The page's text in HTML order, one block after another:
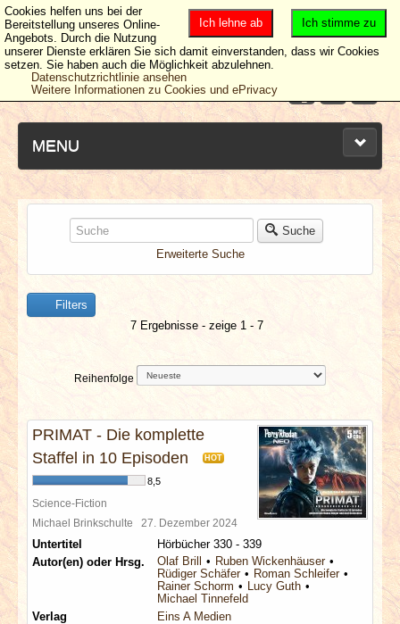
MENU
NEUESTE ARTIKEL
NEWS & DATES
BERICHTE
VERLOSUNGEN
SPECIALS
REDAKTION
LINKS
Suche
Erweiterte Suche
Filters
7 Ergebnisse - zeige 1 - 7
Reihenfolge
PRIMAT - Die komplette
Staffel in 10 Episoden
HOT
8,5
Science-Fiction
Michael Brinkschulte 27. Dezember 2024
Untertitel
Hörbücher 330 - 339
Autor(en) oder Hrsg.
Olaf Brill
Ruben Wickenhäuser
Rüdiger Schäfer
Roman Schleifer
Rainer Schorm
Lucy Guth
Michael Tinnefeld
Verlag
Eins A Medien
Ich stimme zu
Ich lehne ab
Cookies helfen uns bei der
Bereitstellung unseres Online-
Angebots. Durch die Nutzung
unserer Dienste erklären Sie sich damit einverstanden, dass wir Cookies
setzen. Sie haben auch die Möglichkeit abzulehnen.
Datenschutzrichtlinie ansehen
Weitere Informationen zu Cookies und ePrivacy